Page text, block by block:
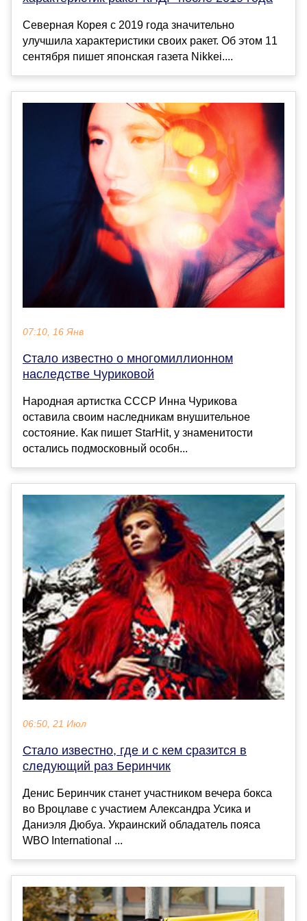
Северная Корея с 2019 года значительно
улучшила характеристики своих ракет. Об этом 11
сентября пишет японская газета Nikkei....
07:10, 16 Янв
Стало известно о многомиллионном
наследстве Чуриковой
Народная артистка СССР Инна Чурикова
оставила своим наследникам внушительное
состояние. Как пишет StarHit, у знаменитости
остались подмосковный особн...
06:50, 21 Июл
Стало известно, где и с кем сразится в
следующий раз Беринчик
Денис Беринчик станет участником вечера бокса
во Вроцлаве с участием Александра Усика и
Даниэля Дюбуа. Украинский обладатель пояса
WBO International ...